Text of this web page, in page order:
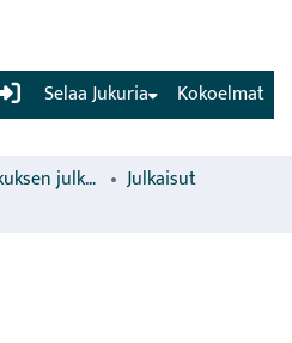
(current) Kokoelmat
Selaa Jukuria
Luonnonvarakeskuksen julkaisut
Julkaisut